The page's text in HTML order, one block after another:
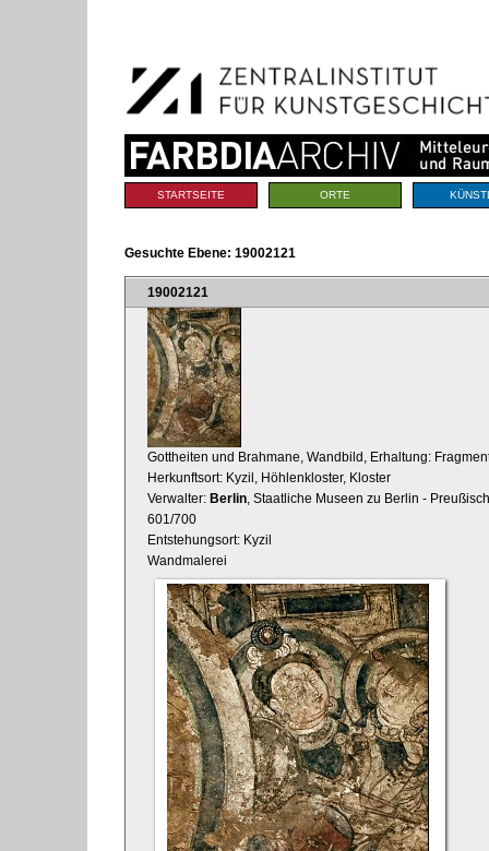
Navigation
Sektionen
STARTSEITE ORTE
Gesuchte Ebene: 19002121
19002121
Gottheiten und Brahmane, Wandbild, Erhaltung:
Herkunftsort: Kyzil, Höhlenkloster, Kloster
Verwalter: Berlin , Staatliche Museen zu Berlin -
601/700
Entstehungsort: Kyzil
Wandmalerei